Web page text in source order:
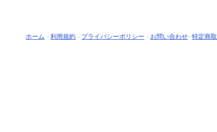
ホーム - 利用規約 - プライバシーポリシー - お問い合わせ- 特定商